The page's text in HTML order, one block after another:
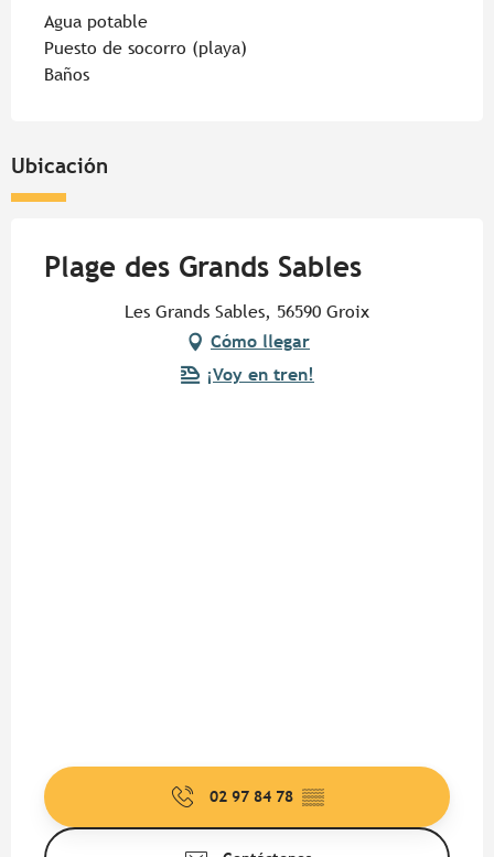
Agua potable
Puesto de socorro (playa)
Baños
Ubicación
Plage des Grands Sables
Les Grands Sables, 56590 Groix
Cómo llegar
¡Voy en tren!
02 97 84 78 ▒▒